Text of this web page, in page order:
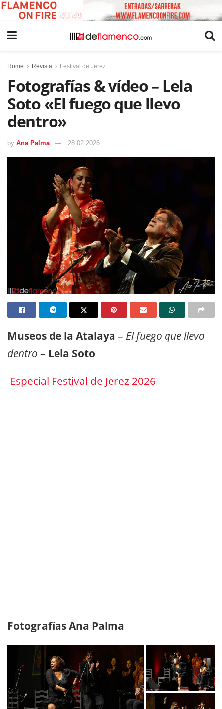
Home Revista Festival de Jerez
Fotografías & vídeo – Lela
Soto «El fuego que llevo
dentro»
by Ana Palma 28 02 2026
Museos de la Atalaya – El fuego que llevo
dentro – Lela Soto
Especial Festival de Jerez 2026
Fotografías Ana Palma